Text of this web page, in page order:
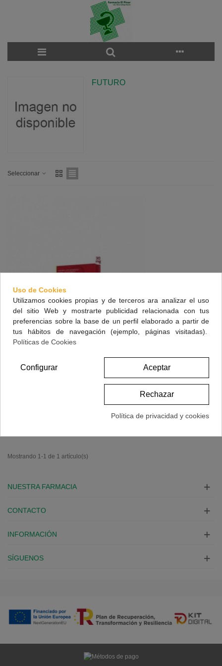
FUTURO
Seleccionar
Fisiogen Forte Ferro 30 Capsulas
Mostrando 1-1 de 1 artículo(s)
NUESTRA FARMACIA
CONTACTO
INFORMACIÓN
SÍGUENOS
Uso de Cookies
Utilizamos cookies propias y de terceros ara analizar el uso
del sitio Web y mostrarte publicidad relacionada con tus
preferencias sobre la base de un perfil elaborado a partir de
tus hábitos de navegación (ejemplo, páginas visitadas).
Políticas de Cookies
Aceptar
Rechazar
Configurar
Política de privacidad y cookies